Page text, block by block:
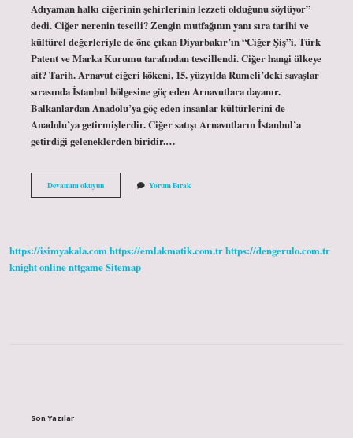
Adıyaman halkı ciğerinin şehirlerinin lezzeti olduğunu söylüyor”
dedi. Ciğer nerenin tescili? Zengin mutfağının yanı sıra tarihi ve
kültürel değerleriyle de öne çıkan Diyarbakır’ın “Ciğer Şiş”i, Türk
Patent ve Marka Kurumu tarafından tescillendi. Ciğer hangi ülkeye
ait? Tarih. Arnavut ciğeri kökeni, 15. yüzyılda Rumeli’deki savaşlar
sırasında İstanbul bölgesine göç eden Arnavutlara dayanır.
Balkanlardan Anadolu’ya göç eden insanlar kültürlerini de
Anadolu’ya getirmişlerdir. Ciğer satışı Arnavutların İstanbul’a
getirdiği geleneklerden biridir.…
Devamını okuyunCiğer
Patenti
Yorum Bırak
https://isimyakala.comhttps://emlakmatik.com.trhttps://dengerulo.com.tr
knight onlinenttgameSitemap
Son Yazılar